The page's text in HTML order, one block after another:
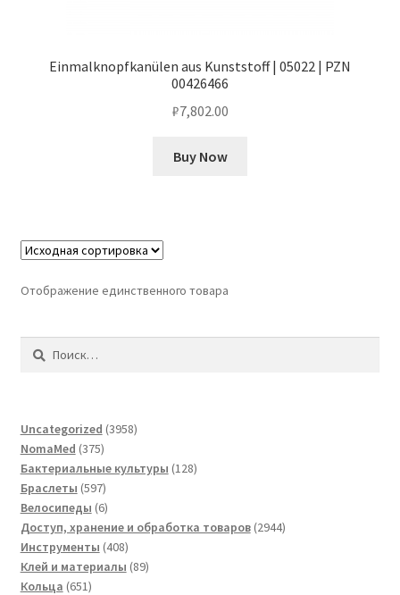
Einmalknopfkanülen aus Kunststoff | 05022 | PZN
00426466
₽7,802.00
Buy Now
Отображение единственного товара
Найти:
Uncategorized 39583958
NomaMed 375375
товаров
Бактериальные культуры 128128
Браслеты 597597
товаров
Велосипеды 66
товаров
Доступ, хранение и обработка товаров 29442944
Инструменты 408408
товаров
Клей и материалы 8989
Кольца 651651